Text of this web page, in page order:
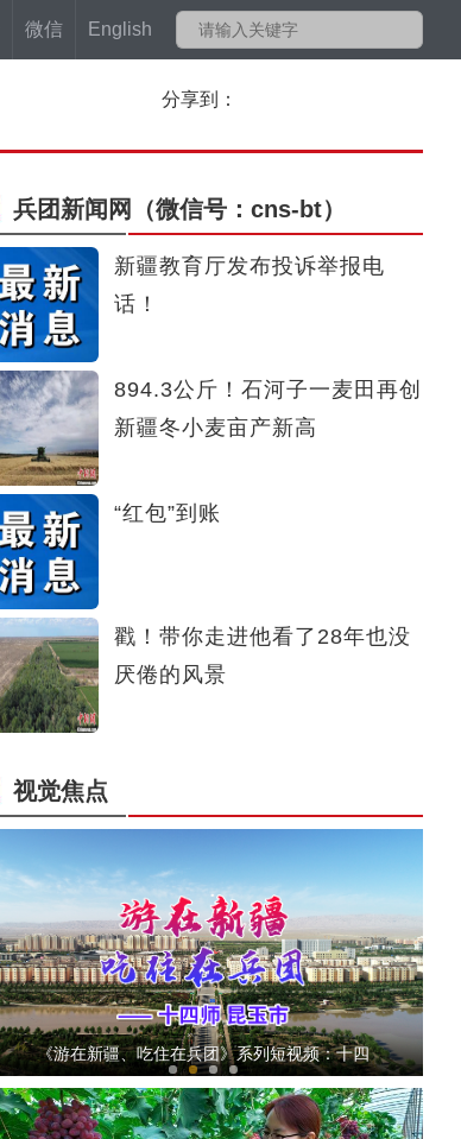
微信 English
分享到：
兵团新闻网 （微信号：cns-bt）
新疆教育厅发布投诉举报电
话！
894.3公斤！石河子一麦田再创
新疆冬小麦亩产新高
“红包”到账
戳！带你走进他看了28年也没
厌倦的风景
视觉焦点
体验马术成为新疆兵团民众又一休闲娱乐方式
新疆兵团昆玉市 沙海中的“世外桃源”
《游在新疆、吃住在兵团》系列短视频：十四